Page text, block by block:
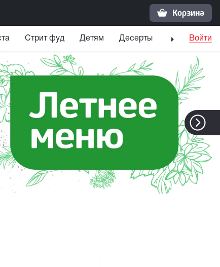
Корзина
Стрит фуд Детям Десерты НапиткиВойти